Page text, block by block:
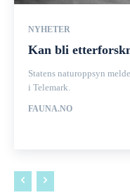
NYHETER
Kan bli
Statens naturoppsyn
i Telemark.
FAUNA.NO